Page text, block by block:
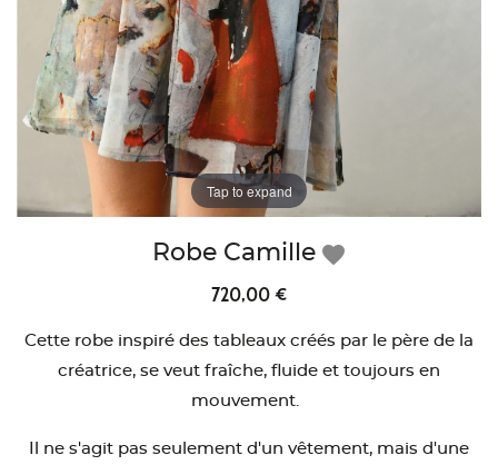
Tap to expand
Robe Camille favorite
720,00 €
Cette robe inspiré des tableaux créés par le père de la
créatrice, se veut fraîche, fluide et toujours en
mouvement.
Il ne s'agit pas seulement d'un vêtement, mais d'une